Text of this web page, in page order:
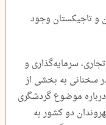
و تاجیکستان وجود
سرمایه‌گذاری و
سخنانی به بخشی از
موضوع گردشگری
دو کشور به